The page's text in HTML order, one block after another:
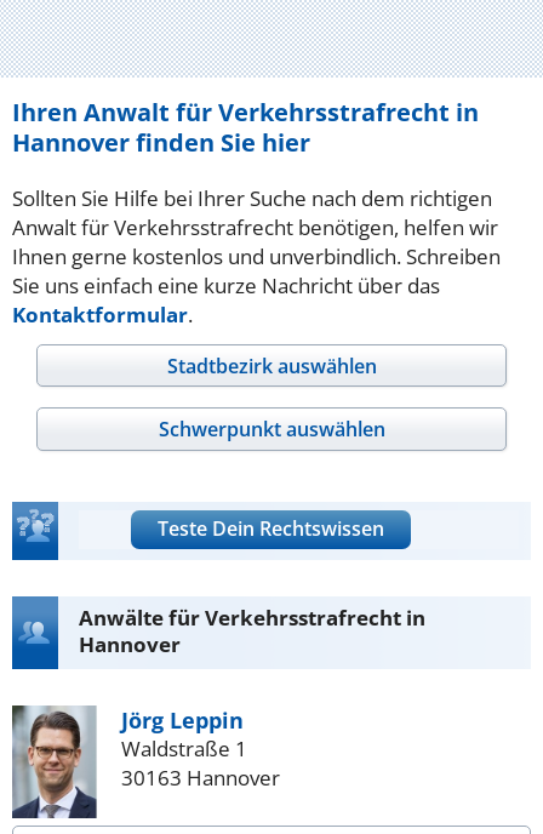
Ihren Anwalt für Verkehrsstrafrecht in
Hannover finden Sie hier
Sollten Sie Hilfe bei Ihrer Suche nach dem richtigen
Anwalt für Verkehrsstrafrecht benötigen, helfen wir
Ihnen gerne kostenlos und unverbindlich. Schreiben
Sie uns einfach eine kurze Nachricht über das
Kontaktformular.
Stadtbezirk auswählen
Schwerpunkt auswählen
Teste Dein Rechtswissen
Anwälte für Verkehrsstrafrecht in
Hannover
Jörg Leppin
Waldstraße 1
30163 Hannover